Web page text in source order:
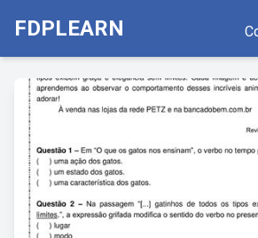
FDPLEARN